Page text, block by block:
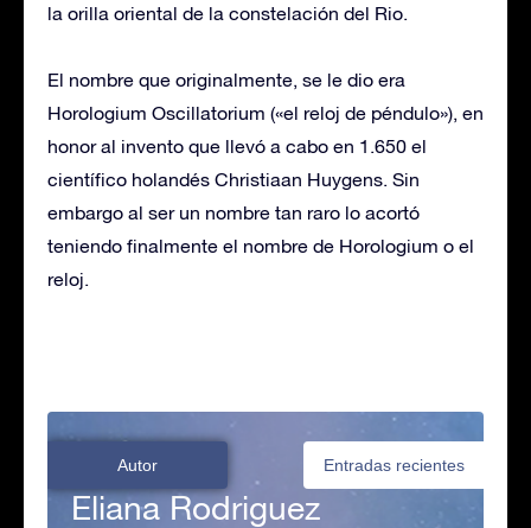
la orilla oriental de la constelación del Rio.
El nombre que originalmente, se le dio era
Horologium Oscillatorium («el reloj de péndulo»), en
honor al invento que llevó a cabo en 1.650 el
científico holandés Christiaan Huygens. Sin
embargo al ser un nombre tan raro lo acortó
teniendo finalmente el nombre de Horologium o el
reloj.
Autor Entradas recientes
Eliana Rodriguez